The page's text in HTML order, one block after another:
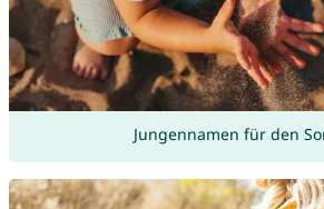
Jungennamen für den